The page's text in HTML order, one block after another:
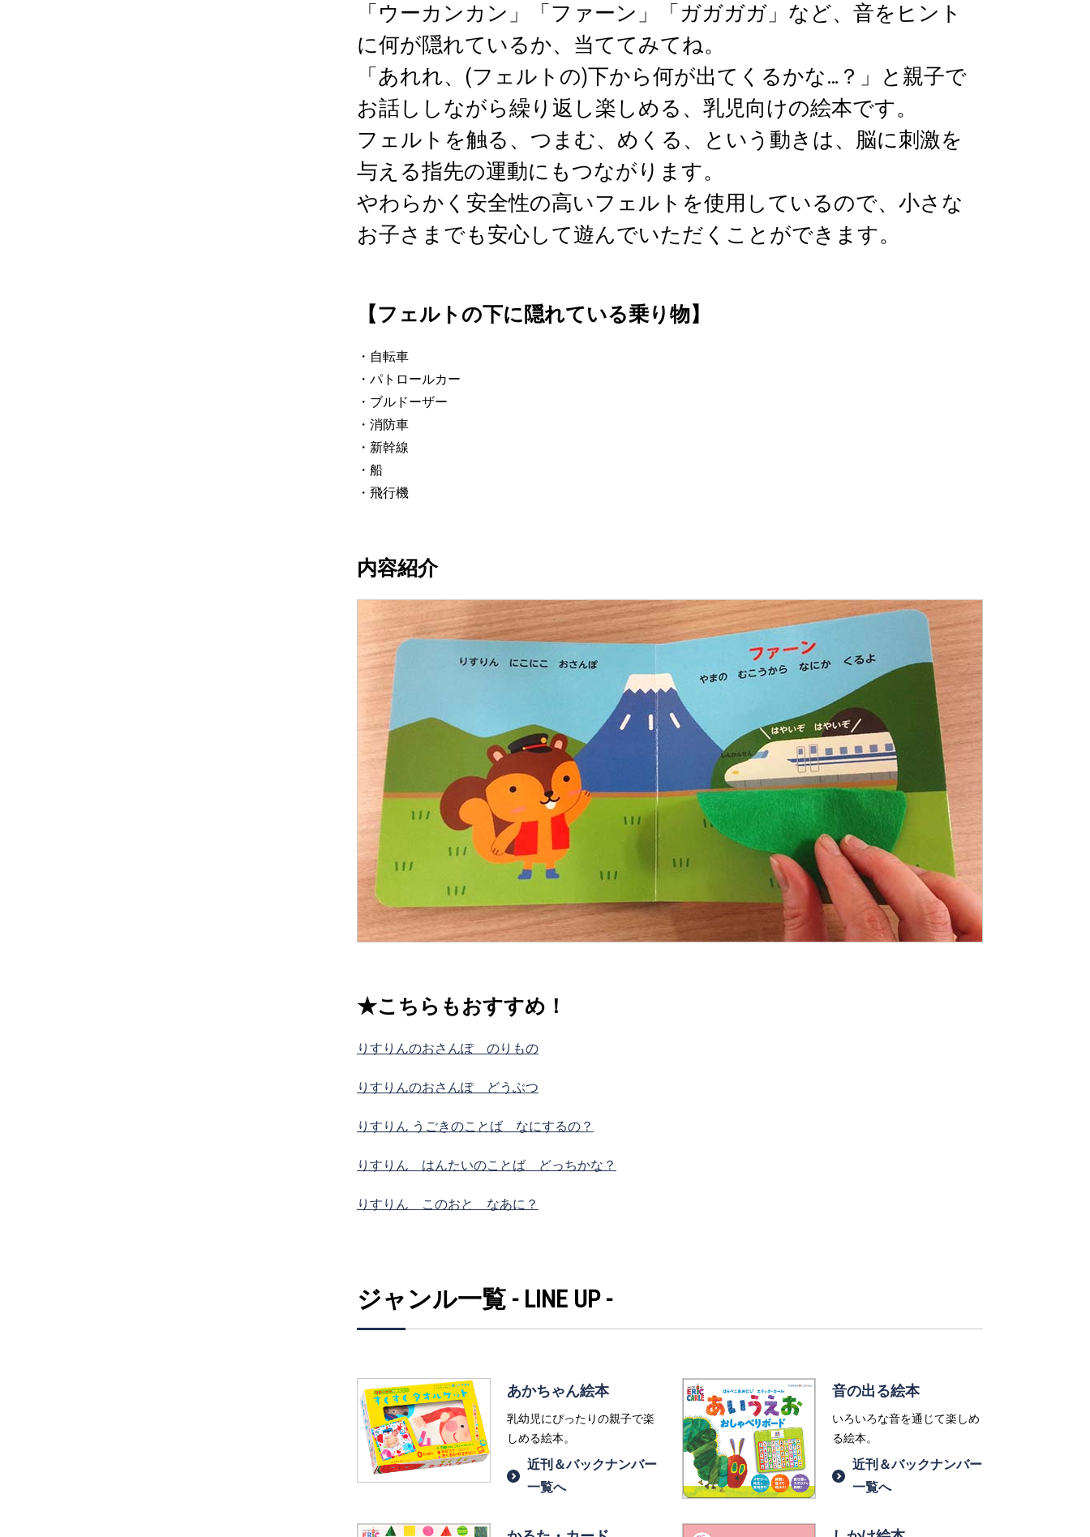
「ウーカンカン」「ファーン」「ガガガガ」など、音をヒント
に何が隠れているか、当ててみてね。
「あれれ、(フェルトの)下から何が出てくるかな…？」と親子で
お話ししながら繰り返し楽しめる、乳児向けの絵本です。
フェルトを触る、つまむ、めくる、という動きは、脳に刺激を
与える指先の運動にもつながります。
やわらかく安全性の高いフェルトを使用しているので、小さな
お子さまでも安心して遊んでいただくことができます。
【フェルトの下に隠れている乗り物】
・自転車
・パトロールカー
・ブルドーザー
・消防車
・新幹線
・船
・飛行機
内容紹介
★こちらもおすすめ！
りすりんのおさんぽ のりもの
りすりんのおさんぽ どうぶつ
りすりん うごきのことば なにするの？
りすりん はんたいのことば どっちかな？
りすりん このおと なあに？
ジャンル一覧 - LINE UP -
あかちゃん絵本
乳幼児にぴったりの親子で楽
しめる絵本。
近刊＆バックナンバー
一覧へ
音の出る絵本
いろいろな音を通じて楽しめ
る絵本。
近刊＆バックナンバー
一覧へ